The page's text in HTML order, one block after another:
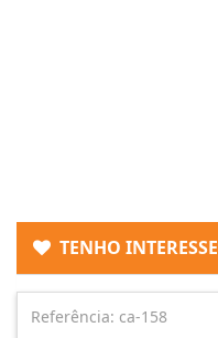
TENHO INTERESSE